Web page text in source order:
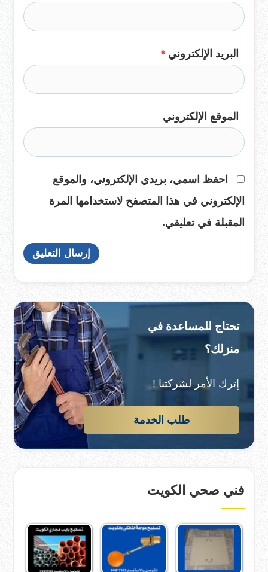
البريد الإلكتروني *
الموقع الإلكتروني
احفظ اسمي، بريدي الإلكتروني، والموقع
الإلكتروني في هذا المتصفح لاستخدامها المرة
المقبلة في تعليقي.
تحتاج للمساعدة في
منزلك؟
إترك الأمر لشركتنا !
طلب الخدمة
فني صحي الكويت